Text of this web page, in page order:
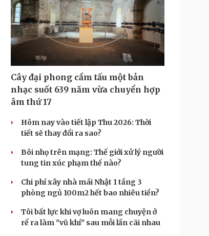
doanh nghiệp
24h
đồng
Công nghệ
Sành điệu
Tin Công nghệ
Trải nghiệm
Chuyển đổi số
Podcast
Câu chuyện thời sự
Cửa sổ tình yêu
Kể chuyện cho bé
Cây đại phong cầm tấu một bản
nhạc suốt 639 năm vừa chuyển hợp
âm thứ 17
Hôm nay vào tiết lập Thu 2026: Thời
tiết sẽ thay đổi ra sao?
Bôi nhọ trên mạng: Thế giới xử lý người
tung tin xúc phạm thế nào?
Chi phí xây nhà mái Nhật 1 tầng 3
phòng ngủ 100m2 hết bao nhiêu tiền?
Tôi bất lực khi vợ luôn mang chuyện ở
rể ra làm "vũ khí" sau mỗi lần cãi nhau